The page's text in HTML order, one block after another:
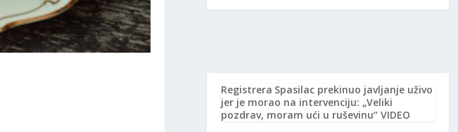
Registrera Spasilac prekinuo javljanje uživo
jer je morao na intervenciju: „Veliki
pozdrav, moram ući u ruševinu“ VIDEO